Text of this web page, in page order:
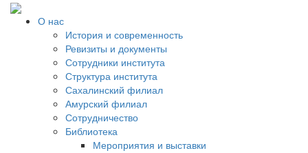
О нас
История и современность
Ревизиты и документы
Сотрудники института
Структура института
Сахалинский филиал
Амурский филиал
Сотрудничество
Библиотека
Мероприятия и выставки